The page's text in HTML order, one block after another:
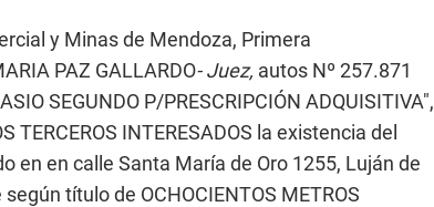
y Minas de Mendoza, Primera
PAZ GALLARDO- Juez, autos Nº 257.871
SEGUNDO P/PRESCRIPCIÓN ADQUISITIVA",
INTERESADOS la existencia del
en en calle Santa María de Oro 1255, Luján de
título de OCHOCIENTOS METROS